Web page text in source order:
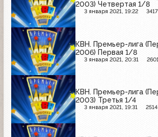
2003) Четвертая 1/8
3 января 2021, 19:22 3417
КВН. Премьер-лига
2006) Первая 1/8
3 января 2021, 20:31
КВН. Премьер-лига
2003) Третья 1/4
3 января 2021, 19:31 2514